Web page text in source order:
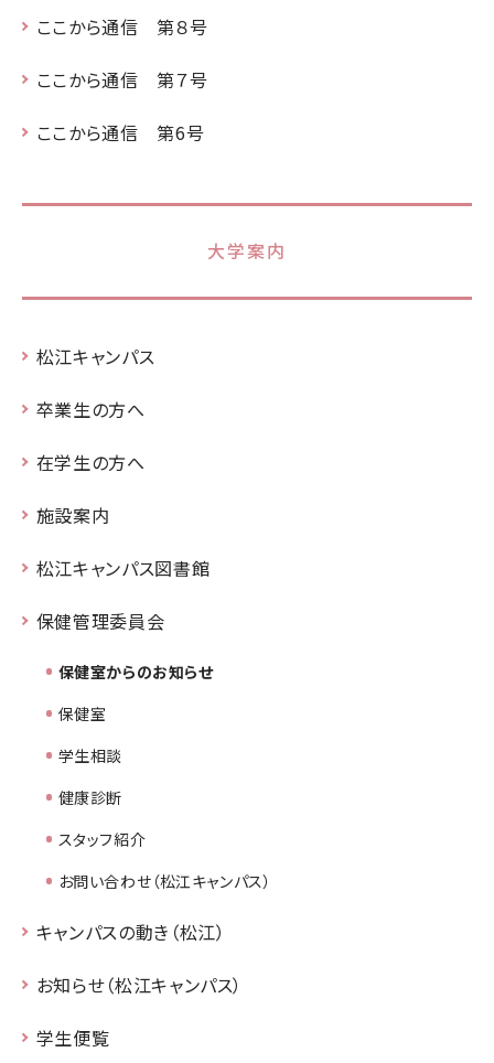
ここから通信 第８号
ここから通信 第７号
ここから通信 第6号
大学案内
松江キャンパス
卒業生の方へ
在学生の方へ
施設案内
松江キャンパス図書館
保健管理委員会
保健室からのお知らせ
保健室
学生相談
健康診断
スタッフ紹介
お問い合わせ（松江キャンパス）
キャンパスの動き（松江）
お知らせ（松江キャンパス）
学生便覧